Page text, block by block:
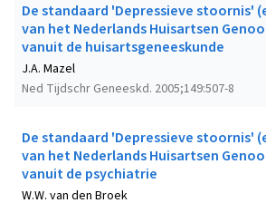
De standaard 'Depressieve stoornis'
van het Nederlands Huisartsen
vanuit de huisartsgeneeskunde
Ned Tijdschr Geneeskd. 2005;149:507-8
J.A. Mazel
De standaard 'Depressieve stoornis'
van het Nederlands Huisartsen
vanuit de psychiatrie
W.W. van den Broek